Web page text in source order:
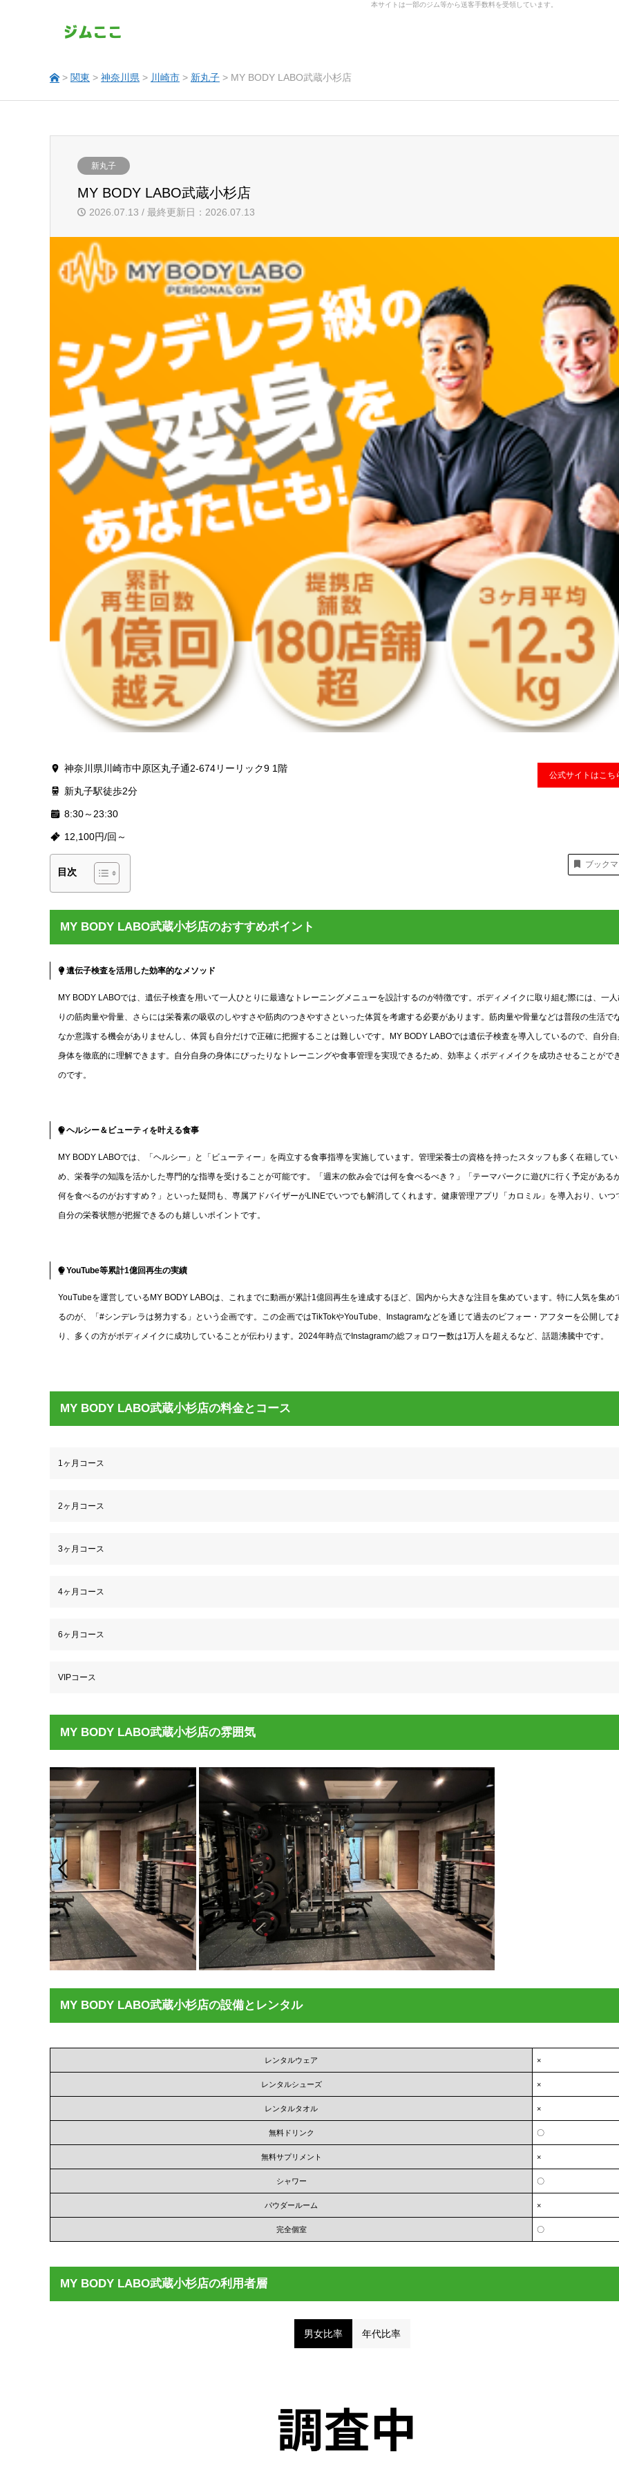
本サイトは一部のジム等から送客手数料を受領しています。
> 関東 > 神奈川県 > 川崎市 > 新丸子 > MY BODY LABO武蔵小杉店
新丸子
MY BODY LABO武蔵小杉店
2026.07.13 / 最終更新日：2026.07.13
神奈川県川崎市中原区丸子通2-674リーリック9 1階
新丸子駅徒歩2分
8:30～23:30
12,100円/回～
公式サイトはこち
ブック
目次
MY BODY LABO武蔵小杉店のおすすめポイント
遺伝子検査を活用した効率的なメソッド
MY BODY LABOでは、遺伝子検査を用いて一人ひとりに最適なトレーニングメニューを設計するのが特徴です。ボディメイクに取り組む際には、一
りの筋肉量や骨量、さらには栄養素の吸収のしやすさや筋肉のつきやすさといった体質を考慮する必要があります。筋肉量や骨量などは普段の生活で
なか意識する機会がありませんし、体質も自分だけで正確に把握することは難しいです。MY BODY LABOでは遺伝子検査を導入しているので、自分
身体を徹底的に理解できます。自分自身の身体にぴったりなトレーニングや食事管理を実現できるため、効率よくボディメイクを成功させることがで
のです。
ヘルシー＆ビューティを叶える食事
MY BODY LABOでは、「ヘルシー」と「ビューティー」を両立する食事指導を実施しています。管理栄養士の資格を持ったスタッフも多く在籍して
め、栄養学の知識を活かした専門的な指導を受けることが可能です。「週末の飲み会では何を食べるべき？」「テーマパークに遊びに行く予定がある
何を食べるのがおすすめ？」といった疑問も、専属アドバイザーがLINEでいつでも解消してくれます。健康管理アプリ「カロミル」を導入おり、いつ
自分の栄養状態が把握できるのも嬉しいポイントです。
YouTube等累計1億回再生の実績
YouTubeを運営しているMY BODY LABOは、これまでに動画が累計1億回再生を達成するほど、国内から大きな注目を集めています。特に人気を集め
るのが、「#シンデレラは努力する」という企画です。この企画ではTikTokやYouTube、Instagramなどを通じて過去のビフォー・アフターを公開して
り、多くの方がボディメイクに成功していることが伝わります。2024年時点でInstagramの総フォロワー数は1万人を超えるなど、話題沸騰中です。
MY BODY LABO武蔵小杉店の料金とコース
1ヶ月コース
2ヶ月コース
3ヶ月コース
4ヶ月コース
6ヶ月コース
VIPコース
MY BODY LABO武蔵小杉店の雰囲気
MY BODY LABO武蔵小杉店の設備とレンタル
レンタルウェア ×
レンタルシューズ ×
レンタルタオル ×
無料ドリンク 〇
無料サプリメント ×
シャワー 〇
パウダールーム ×
完全個室 〇
MY BODY LABO武蔵小杉店の利用者層
男女比率 年代比率